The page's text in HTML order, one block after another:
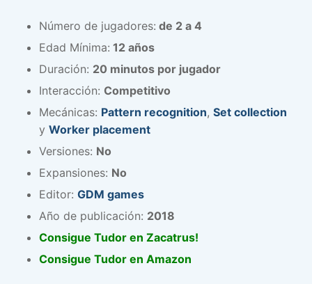
Número de jugadores: de 2 a 4
Edad Mínima: 12 años
Duración: 20 minutos por jugador
Interacción: Competitivo
Mecánicas: Pattern recognition, Set collection
y Worker placement
Versiones: No
Expansiones: No
Editor: GDM games
Año de publicación: 2018
Consigue Tudor en Zacatrus!
Consigue Tudor en Amazon